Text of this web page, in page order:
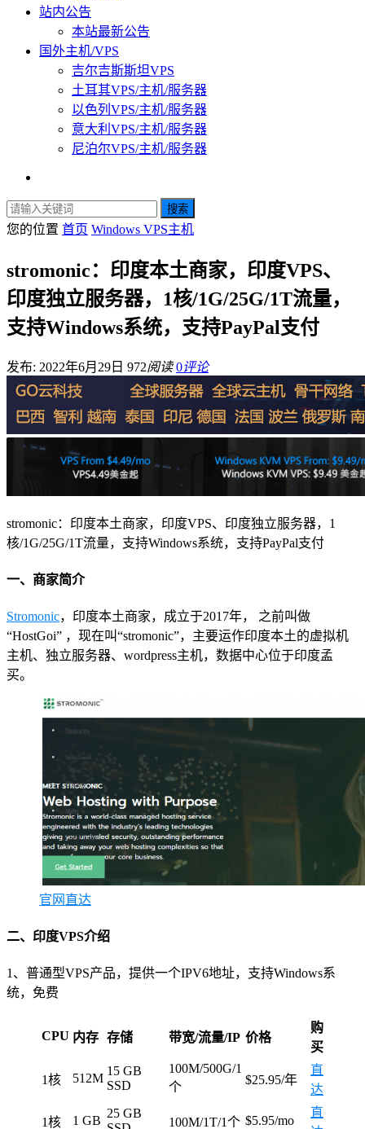
站内公告
本站最新公告
国外主机/VPS
吉尔吉斯斯坦VPS
土耳其VPS/主机/服务器
以色列VPS/主机/服务器
意大利VPS/主机/服务器
尼泊尔VPS/主机/服务器
搜索
您的位置 首页 Windows VPS主机
stromonic：印度本土商家，印度VPS、
印度独立服务器，1核/1G/25G/1T流量，
支持Windows系统，支持PayPal支付
发布: 2022年6月29日 972阅读 0评论
stromonic：印度本土商家，印度VPS、印度独立服务器，1
核/1G/25G/1T流量，支持Windows系统，支持PayPal支付
一、商家简介
Stromonic，印度本土商家，成立于2017年， 之前叫做
“HostGoi” ，现在叫“stromonic”，主要运作印度本土的虚拟机
主机、独立服务器、wordpress主机，数据中心位于印度孟
买。
官网直达
二、印度VPS介绍
1、普通型VPS产品，提供一个IPV6地址，支持Windows系
统，免费
CPU 内存 存储 带宽/流量/IP 价格
购
买
1核 512M
15 GB
SSD
100M/500G/1
个
$25.95/年
直
达
1核 1 GB
25 GB
100M/1T/1个 $5.95/mo
直